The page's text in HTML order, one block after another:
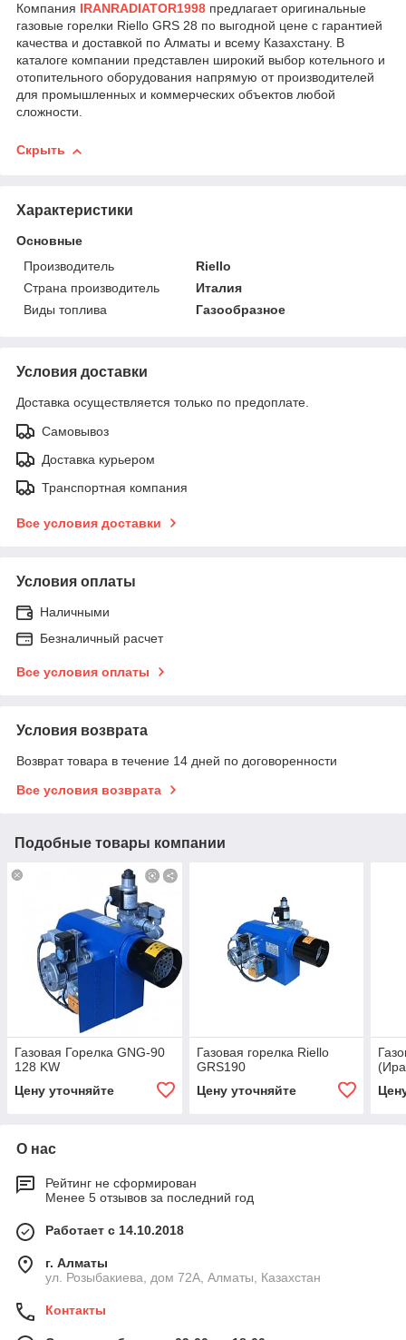
Компания IRANRADIATOR1998 предлагает оригинальные
газовые горелки Riello GRS 28 по выгодной цене с гарантией
качества и доставкой по Алматы и всему Казахстану. В
каталоге компании представлен широкий выбор котельного и
отопительного оборудования напрямую от производителей
для промышленных и коммерческих объектов любой
сложности.
Скрыть
Характеристики
Основные
Производитель
Riello
Страна производитель
Италия
Виды топлива
Газообразное
Условия доставки
Доставка осуществляется только по предоплате.
Самовывоз
Доставка курьером
Транспортная компания
Все условия доставки
Условия оплаты
Наличными
Безналичный расчет
Все условия оплаты
Условия возврата
Возврат товара в течение 14 дней по договоренности
Все условия возврата
Подобные товары компании
Газовая Горелка GNG-90
128 KW
Цену уточняйте
Газовая горелка Riello
GRS190
Цену уточняйте
О нас
Рейтинг не сформирован
Менее 5 отзывов за последний год
Работает с 14.10.2018
г. Алматы
ул. Розыбакиева, дом 72А, Алматы, Казахстан
Контакты